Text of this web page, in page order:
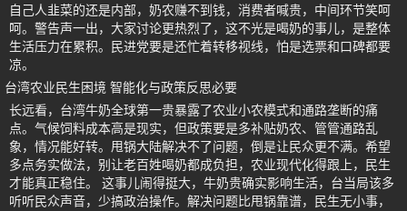
自己人韭菜的还是内部，奶农赚不到钱，消费者喊贵，中间环节笑呵
呵。警告声一出，大家讨论更热烈了，这不光是喝奶的事儿，是整体
生活压力在累积。民进党要是还忙着转移视线，怕是选票和口碑都要
凉。
台湾农业民生困境 智能化与政策反思必要
长远看，台湾牛奶全球第一贵暴露了农业小农模式和通路垄断的痛
点。气候饲料成本高是现实，但政策要是多补贴奶农、管管通路乱
象，情况能好转。甩锅大陆解决不了问题，倒是让民众更不满。希望
多点务实做法，别让老百姓喝奶都成负担，农业现代化得跟上，民生
才能真正稳住。 这事儿闹得挺大，牛奶贵确实影响生活，台当局该多
听听民众声音，少搞政治操作。解决问题比甩锅靠谱，民生无小事，